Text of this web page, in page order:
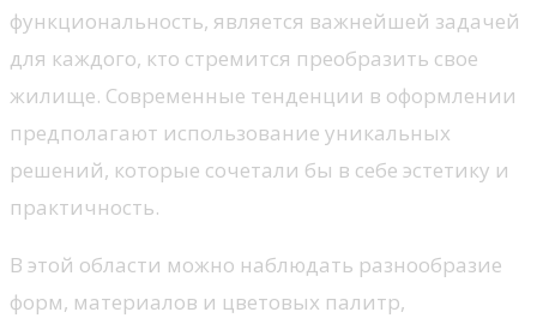
функциональность, является важнейшей задачей
для каждого, кто стремится преобразить свое
жилище. Современные тенденции в оформлении
предполагают использование уникальных
решений, которые сочетали бы в себе эстетику и
практичность.
В этой области можно наблюдать разнообразие
форм, материалов и цветовых палитр,